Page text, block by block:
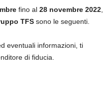
fino al 28 novembre 2022
TFS sono le seguenti.
eventuali informazioni, ti
di fiducia.